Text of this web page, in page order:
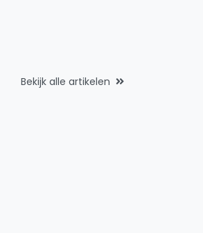
Bekijk alle artikelen